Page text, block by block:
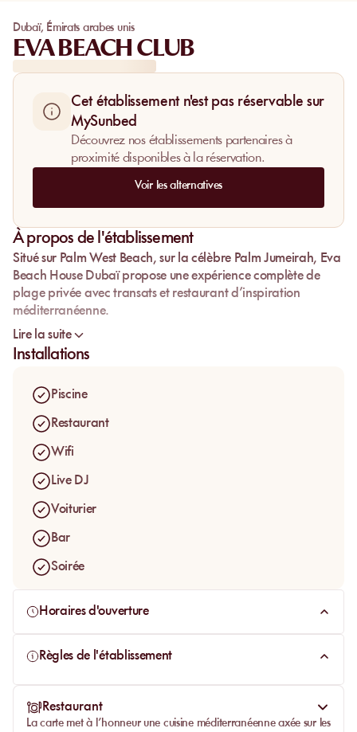
Dubaï, Émirats arabes unis
EVA BEACH CLUB
Cet établissement n'est pas réservable sur
MySunbed
Découvrez nos établissements partenaires à
proximité disponibles à la réservation.
Voir les alternatives
À propos de l'établissement
Situé sur Palm West Beach, sur la célèbre Palm Jumeirah, Eva
Beach House Dubaïpropose une expérience complète de
plage privée avec transats et restaurant d’inspiration
méditerranéenne.
Face auGolfe Persique
skyline deDubai Marina
confortable et élégant au bord de l’eau.
Lire la suite
Installations
Piscine
Restaurant
Wifi
Live DJ
Voiturier
Bar
Soirée
Horaires d'ouverture
Règles de l'établissement
Restaurant
La carte met à l’honneur une cuisine méditerranéenne axée sur les